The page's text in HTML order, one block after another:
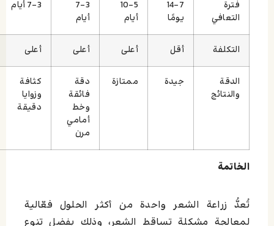
فترة
التعافي
7–14
يومًا
5–10
أيام
3–7
أيام
3–7 أيام
التكلفة أقل أعلى أعلى أعلى
الدقة
والنتائج
جيدة ممتازة
دقة
فائقة
وخط
أمامي
مرن
كثافة
وزوايا
دقيقة
الخاتمة
تُعدُّ زراعة الشعر واحدة من أكثر الحلول فعّالية
لمعالجة مشكلة تساقط الشعر، وذلك بفضل تنوع